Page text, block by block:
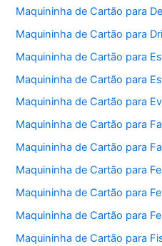
Maquininha de Cartão para
Maquininha de Cartão para
Maquininha de Cartão para
Maquininha de Cartão para
Maquininha de Cartão para
Maquininha de Cartão para
Maquininha de Cartão para
Maquininha de Cartão para
Maquininha de Cartão para
Maquininha de Cartão para
Maquininha de Cartão para